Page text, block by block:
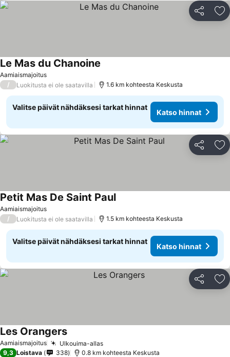
Jaa
Aamiaismajoitus
Le Mas du Chanoine
/ Luokitusta ei ole saatavilla 1.6 km kohteesta Keskusta
Valitse päivät nähdäksesi tarkat hinnat
Katso hinnat
Jaa
Aamiaismajoitus
Petit Mas De Saint PaulKatso hinnat
/ Luokitusta ei ole saatavilla 1.5 km kohteesta Keskusta
Valitse päivät nähdäksesi tarkat hinnat
Katso hinnat
Jaa
Aamiaismajoitus Ulkouima-allasKatso hinnat
Les OrangersKatso hinnat
9,3 Loistava 338 0.8 km kohteesta Keskusta